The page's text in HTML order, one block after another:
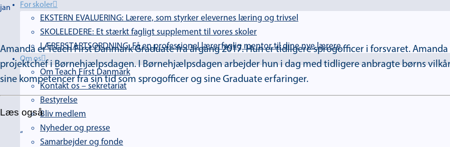
For skoler
EKSTERN EVALUERING: Lærere, som styrker elevernes læring og trivsel
SKOLELEDERE: Et stærkt fagligt supplement til vores skoler
LÆRERSTARTSORDNING: Få en professionel lærerfaglig mentor til dine nye lærere
Om os
Om Teach First Danmark
Kontakt os – sekretariat
Bestyrelse
Bliv medlem
Nyheder og presse
Samarbejder og fonde
jan
Amanda er Teach First Danmark Graduate fra årgang 2017. Hun er tidligere sprogofficer i forsvaret.
projektchef i Børnehjælpsdagen. I Børnehjælpsdagen arbejder hun i dag med tidligere anbragte børns
sine kompetencer fra sin tid som sprogofficer og sine Graduate erfaringer.
Læs også